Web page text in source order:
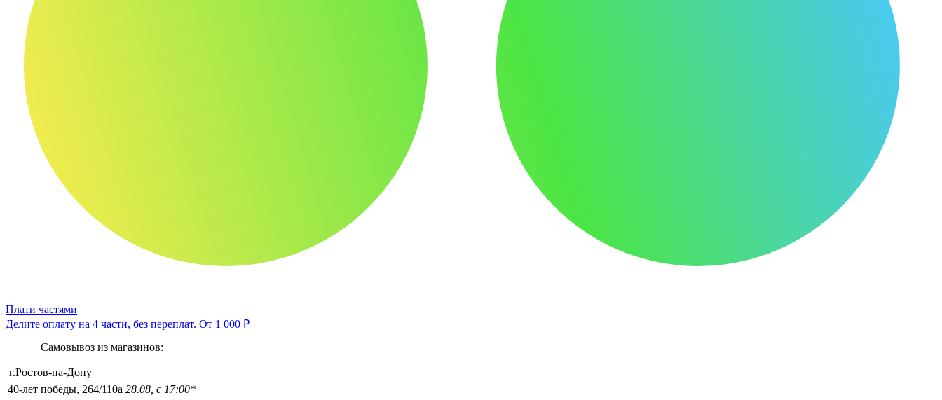
Плати частями
Делите оплату на 4 части, без переплат. От 1 000 ₽
Самовывоз из магазинов:
г.Ростов-на-Дону
40-лет победы, 264/110а 28.08, с 17:00*